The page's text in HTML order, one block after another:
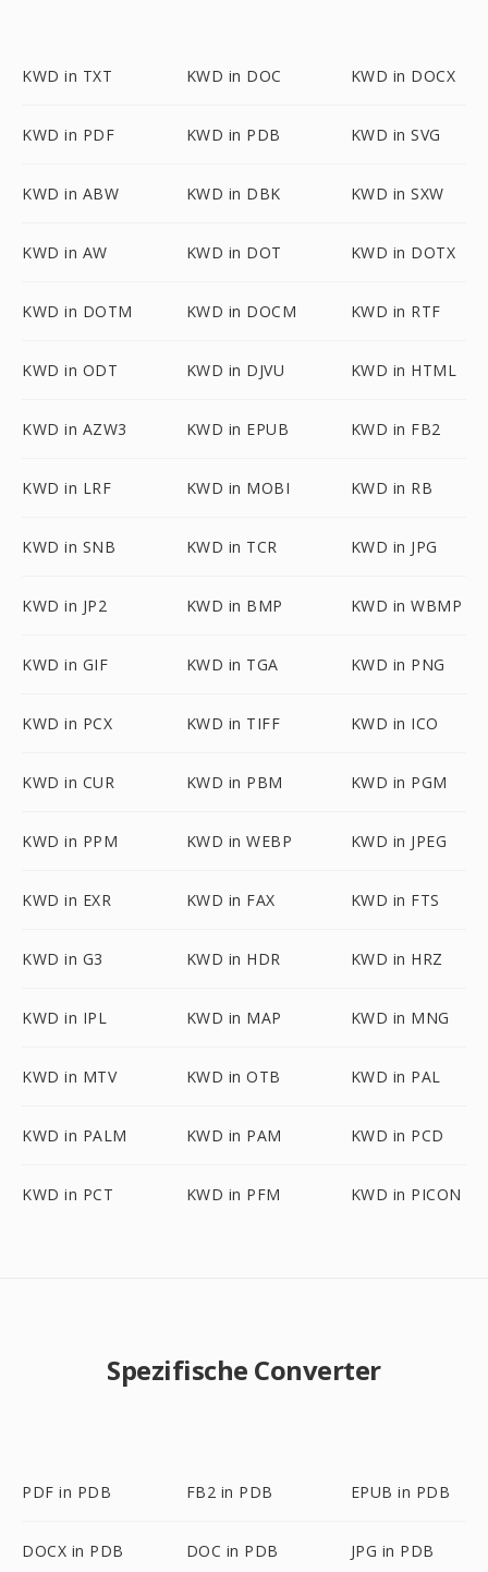
KWD in TXT KWD in DOC KWD in DOCX
KWD in PDF KWD in PDB KWD in SVG
KWD in ABW KWD in DBK KWD in SXW
KWD in AW KWD in DOT KWD in DOTX
KWD in DOTM KWD in DOCM KWD in RTF
KWD in ODT KWD in DJVU KWD in HTML
KWD in AZW3 KWD in EPUB KWD in FB2
KWD in LRF KWD in MOBI KWD in RB
KWD in SNB KWD in TCR KWD in JPG
KWD in JP2 KWD in BMP KWD in WBMP
KWD in GIF KWD in TGA KWD in PNG
KWD in PCX KWD in TIFF KWD in ICO
KWD in CUR KWD in PBM KWD in PGM
KWD in PPM KWD in WEBP KWD in JPEG
KWD in EXR KWD in FAX KWD in FTS
KWD in G3 KWD in HDR KWD in HRZ
KWD in IPL KWD in MAP KWD in MNG
KWD in MTV KWD in OTB KWD in PAL
KWD in PALM KWD in PAM KWD in PCD
KWD in PCT KWD in PFM KWD in PICON
Spezifische Converter
PDF in PDB FB2 in PDB EPUB in PDB
DOCX in PDB DOC in PDB JPG in PDB